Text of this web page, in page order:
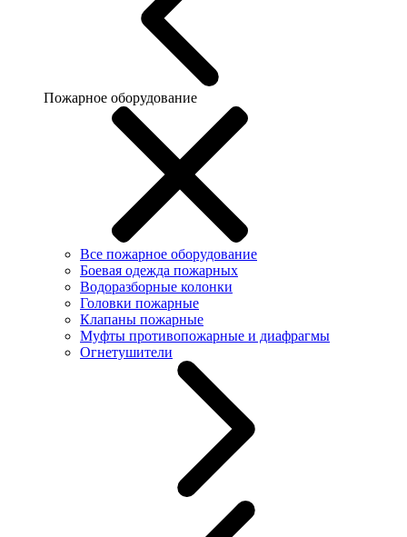
Пожарное оборудование
Все пожарное оборудование
Боевая одежда пожарных
Водоразборные колонки
Головки пожарные
Клапаны пожарные
Муфты противопожарные и диафрагмы
Огнетушители